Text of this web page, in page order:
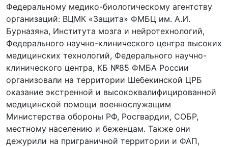
Федеральному медико-биологическому агентству
организаций: ВЦМК «Защита» ФМБЦ им. А.И.
Бурназяна, Института мозга и нейротехнологий,
Федерального научно-клинического центра высоких
медицинских технологий, Федерального научно-
клинического центра, КБ №85 ФМБА России
организовали на территории Шебекинской ЦРБ
оказание экстренной и высококвалифицированной
медицинской помощи военнослужащим
Министерства обороны РФ, Росгвардии, СОБР,
местному населению и беженцам. Также они
дежурили на приграничной территории и ФАП,